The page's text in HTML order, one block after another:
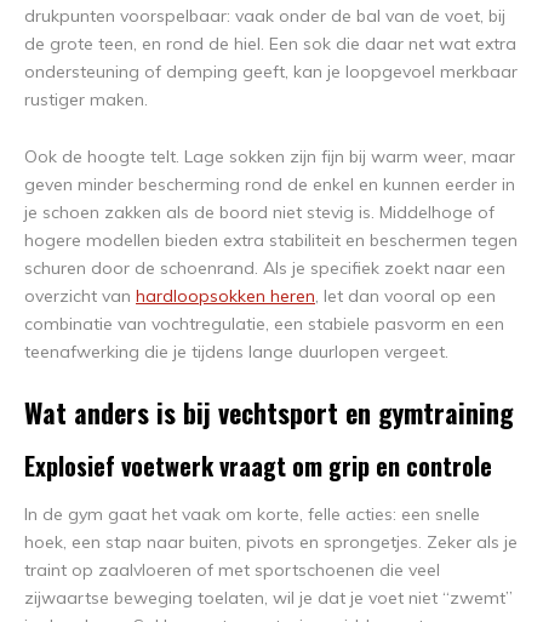
drukpunten voorspelbaar: vaak onder de bal van de voet, bij
de grote teen, en rond de hiel. Een sok die daar net wat extra
ondersteuning of demping geeft, kan je loopgevoel merkbaar
rustiger maken.
Ook de hoogte telt. Lage sokken zijn fijn bij warm weer, maar
geven minder bescherming rond de enkel en kunnen eerder in
je schoen zakken als de boord niet stevig is. Middelhoge of
hogere modellen bieden extra stabiliteit en beschermen tegen
schuren door de schoenrand. Als je specifiek zoekt naar een
overzicht van hardloopsokken heren, let dan vooral op een
combinatie van vochtregulatie, een stabiele pasvorm en een
teenafwerking die je tijdens lange duurlopen vergeet.
Wat anders is bij vechtsport en gymtraining
Explosief voetwerk vraagt om grip en controle
In de gym gaat het vaak om korte, felle acties: een snelle
hoek, een stap naar buiten, pivots en sprongetjes. Zeker als je
traint op zaalvloeren of met sportschoenen die veel
zijwaartse beweging toelaten, wil je dat je voet niet “zwemt”